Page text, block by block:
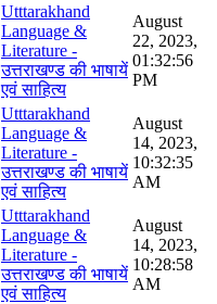
Utttarakhand
Language &
Literature -
उत्तराखण्ड की भाषायें
एवं साहित्य
August
22, 2023,
01:32:56
PM
Utttarakhand
Language &
Literature -
उत्तराखण्ड की भाषायें
एवं साहित्य
August
14, 2023,
10:32:35
AM
Utttarakhand
Language &
Literature -
उत्तराखण्ड की भाषायें
एवं साहित्य
August
14, 2023,
10:28:58
AM